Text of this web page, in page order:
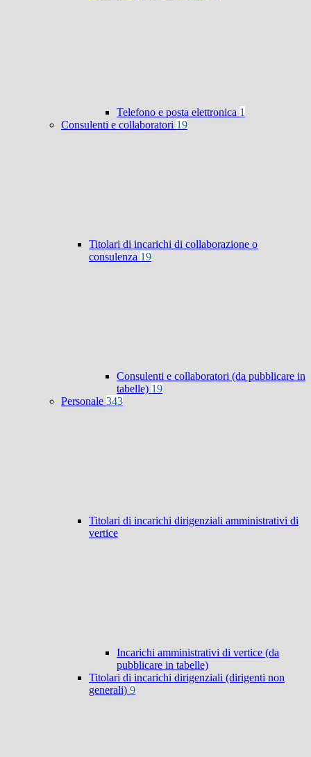
Telefono e posta elettronica 1
Consulenti e collaboratori 19
Titolari di incarichi di collaborazione o
consulenza 19
Consulenti e collaboratori (da pubblicare in
tabelle) 19
Personale 343
Titolari di incarichi dirigenziali amministrativi di
vertice
Incarichi amministrativi di vertice (da
pubblicare in tabelle)
Titolari di incarichi dirigenziali (dirigenti non
generali) 9